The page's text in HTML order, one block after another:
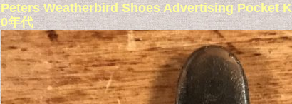
Peters Weatherbird Shoes Advertising
0年代